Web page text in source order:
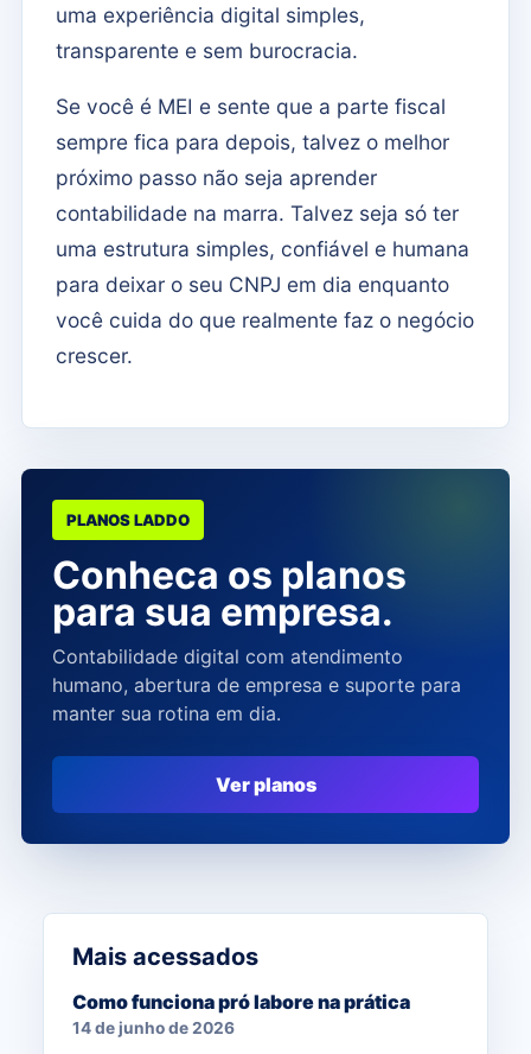
uma experiência digital simples,
transparente e sem burocracia.
Se você é MEI e sente que a parte fiscal
sempre fica para depois, talvez o melhor
próximo passo não seja aprender
contabilidade na marra. Talvez seja só ter
uma estrutura simples, confiável e humana
para deixar o seu CNPJ em dia enquanto
você cuida do que realmente faz o negócio
crescer.
PLANOS LADDO
Conheca os planos
para sua empresa.
Contabilidade digital com atendimento
humano, abertura de empresa e suporte para
manter sua rotina em dia.
Ver planos
Mais acessados
Como funciona pró labore na prática
14 de junho de 2026